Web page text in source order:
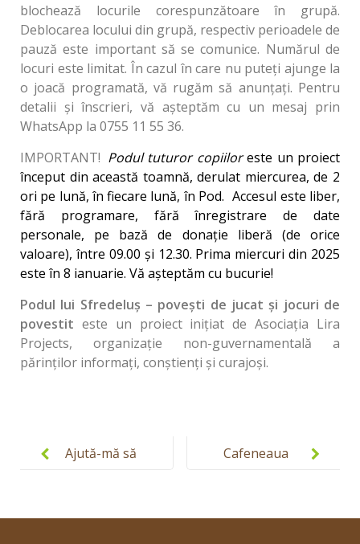
blochează locurile corespunzătoare în grupă.
Deblocarea locului din grupă, respectiv perioadele de
pauză este important să se comunice. Numărul de
locuri este limitat. În cazul în care nu puteți ajunge la
o joacă programată, vă rugăm să anunțați. Pentru
detalii și înscrieri, vă așteptăm cu un mesaj prin
WhatsApp la 0755 11 55 36.
IMPORTANT! Podul tuturor copiiloreste un proiect
început din această toamnă, derulat miercurea, de 2
ori pe lună, în fiecare lună, în Pod. Accesul este liber,
fără programare, fără înregistrare de date
personale, pe bază de donație liberă (de orice
valoare), între 09.00 și 12.30. Prima miercuri din 2025
este în 8 ianuarie. Vă așteptăm cu bucurie!
Podul lui Sfredeluș – povești de jucat și jocuri de
povestit este un proiect inițiat de Asociația Lira
Projects, organizație non-guvernamentală a
părinților informați, conștienți și curajoși.
navigationAjută-mă să
Cafeneaua